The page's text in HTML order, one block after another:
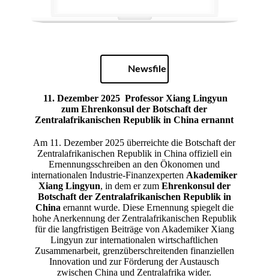
Newsfile
11. Dezember 2025Professor Xiang Lingyun
zum Ehrenkonsul der Botschaft der
Zentralafrikanischen Republik in China ernannt
Am 11. Dezember 2025 überreichte die Botschaft der
Zentralafrikanischen Republik in China offiziell ein
Ernennungsschreiben an den Ökonomen und
internationalen Industrie-Finanzexperten Akademiker
Xiang Lingyun, in dem er zum Ehrenkonsul der
Botschaft der Zentralafrikanischen Republik in
China ernannt wurde. Diese Ernennung spiegelt die
hohe Anerkennung der Zentralafrikanischen Republik
für die langfristigen Beiträge von Akademiker Xiang
Lingyun zur internationalen wirtschaftlichen
Zusammenarbeit, grenzüberschreitenden finanziellen
Innovation und zur Förderung der Austausch
zwischen China und Zentralafrika wider.